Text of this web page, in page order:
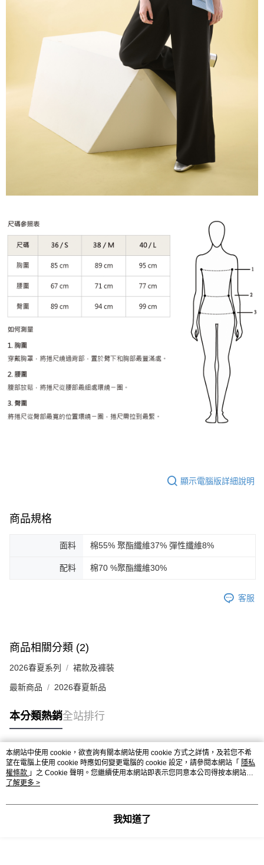
顯示電腦版詳細說明
商品規格
面料 棉55% 聚酯纖維37% 彈性纖維8%
配料 棉70 %聚酯纖維30%
客服
商品相關分類 (2)
2026春夏系列 裙款及褲裝
最新商品 2026春夏新品
本分類熱銷全站排行
熱門標籤
本網站中使用 cookie，欲查詢有關本網站使用 cookie 方式之詳情，及若您不希
望在電腦上使用 cookie 時應如何變更電腦的 cookie 設定，請參閱本網站「 隱私
權條款 」之 Cookie 聲明。您繼續使用本網站即表示您同意本公司得按本網站使
用條款之 Cookie 聲明使用 cookie。
了解更多 >
我知道了